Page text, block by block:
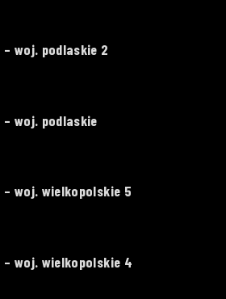
woj. podlaskie 2
woj. podlaskie
woj. wielkopolskie 5
woj. wielkopolskie 4